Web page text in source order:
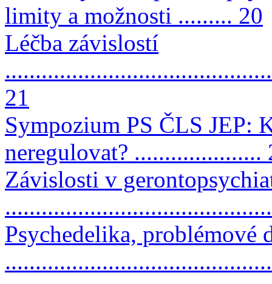
limity a možnosti ......... 20
Léčba závislostí
21
Sympozium PS ČLS JEP:
neregulovat? .....................
Závislosti v
Psychedelika,